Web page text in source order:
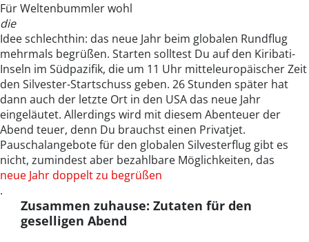
Für Weltenbummler wohl
die
Idee schlechthin: das neue Jahr beim globalen Rundflug
mehrmals begrüßen. Starten solltest Du auf den Kiribati-
Inseln im Südpazifik, die um 11 Uhr mitteleuropäischer Zeit
den Silvester-Startschuss geben. 26 Stunden später hat
dann auch der letzte Ort in den USA das neue Jahr
eingeläutet. Allerdings wird mit diesem Abenteuer der
Abend teuer, denn Du brauchst einen Privatjet.
Pauschalangebote für den globalen Silvesterflug gibt es
nicht, zumindest aber bezahlbare Möglichkeiten, das
neue Jahr doppelt zu begrüßen
.
Zusammen zuhause: Zutaten für den
geselligen Abend